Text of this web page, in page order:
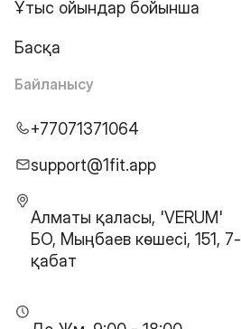
Ұтыс ойындар бойынша
Басқа
Байланысу
+77071371064
support@1fit.app
Алматы қаласы, 'VERUM'
БО, Мыңбаев көшесі, 151, 7-
қабат